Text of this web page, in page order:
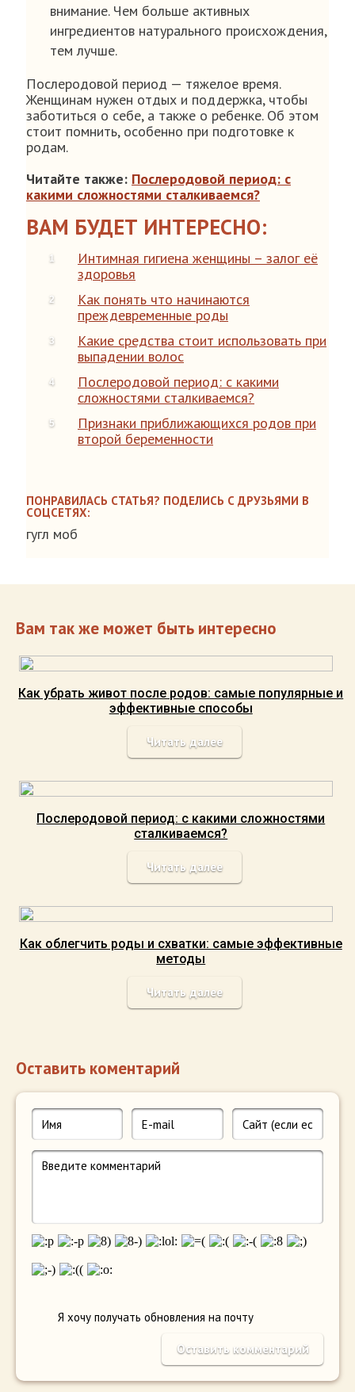
внимание. Чем больше активных
ингредиентов натурального происхождения,
тем лучше.
Послеродовой период — тяжелое время.
Женщинам нужен отдых и поддержка, чтобы
заботиться о себе, а также о ребенке. Об этом
стоит помнить, особенно при подготовке к
родам.
Читайте также: Послеродовой период: с
какими сложностями сталкиваемся?
ВАМ БУДЕТ ИНТЕРЕСНО:
Интимная гигиена женщины – залог её
здоровья
Как понять что начинаются
преждевременные роды
Какие средства стоит использовать при
выпадении волос
Послеродовой период: с какими
сложностями сталкиваемся?
Признаки приближающихся родов при
второй беременности
ПОНРАВИЛАСЬ СТАТЬЯ? ПОДЕЛИСЬ С ДРУЗЬЯМИ В
СОЦСЕТЯХ:
гугл моб
Вам так же может быть интересно
Как убрать живот после родов: самые популярные и
эффективные способы
Читать далее
Послеродовой период: с какими сложностями
сталкиваемся?
Читать далее
Как облегчить роды и схватки: самые эффективные
методы
Читать далее
Оставить коментарий
Я хочу получать обновления на почту